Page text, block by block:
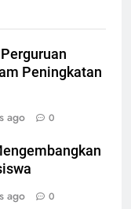
Peningkatan
ago 0
ago 0